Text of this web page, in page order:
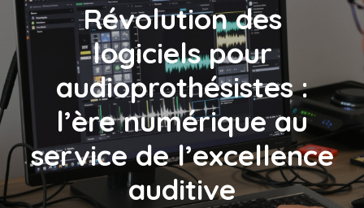
Révolution des
logiciels pour
audioprothésistes :
l’ère numérique au
service de l’excellence
auditive